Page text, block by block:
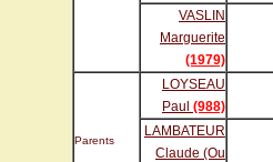
VASLIN
Marguerite
(1979)
Parents
LOYSEAU
Paul (988)
LAMBATEUR
Claude (Ou